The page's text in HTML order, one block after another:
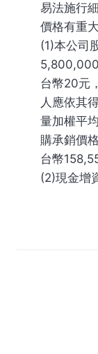
易法施行
價格有重
(1)本公司
台幣20元
人應依其
量加權平
購承銷價
台幣
(2)現金增